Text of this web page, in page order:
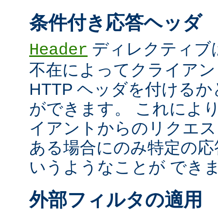
条件付き応答ヘッダ
Header ディレクティブ
不在によってクライア
HTTP ヘッダを付ける
ができます。 これによ
イアントからのリクエ
ある場合にのみ特定の
いうようなことが でき
外部フィルタの適用